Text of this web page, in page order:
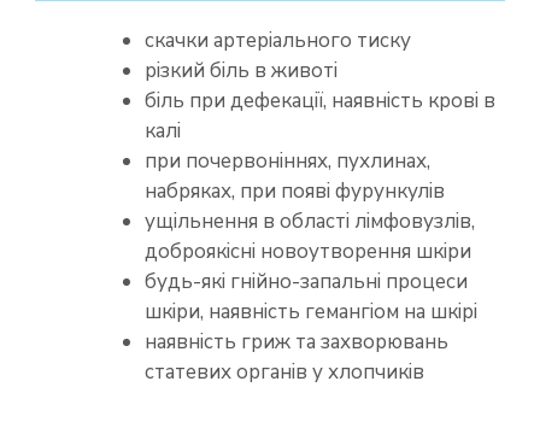
cкачки артеріального тиску
різкий біль в животі
біль при дефекації, наявність крові в
калі
при почервоніннях, пухлинах,
набряках, при появі фурункулів
ущільнення в області лімфовузлів,
доброякісні новоутворення шкіри
будь-які гнійно-запальні процеси
шкіри, наявність гемангіом на шкірі
наявність гриж та захворювань
статевих органів у хлопчиків